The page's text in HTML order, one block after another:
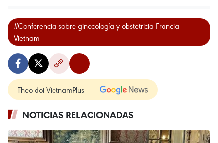
#Conferencia sobre ginecología y obstetricia Francia -
Vietnam
Theo dõi VietnamPlus
NOTICIAS RELACIONADAS